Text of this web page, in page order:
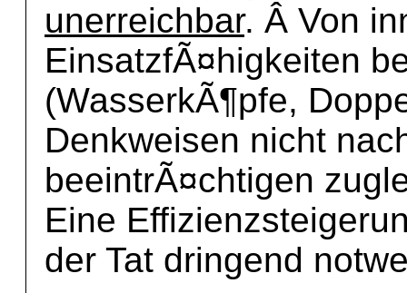
unerreichbar. Â Von
EinsatzfÃ¤higkeiten
(WasserkÃ¶pfe,
Denkweisen nicht
beeintrÃ¤chtigen
Eine
der Tat dringend